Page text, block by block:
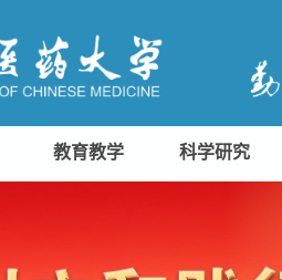
教育教学 科学研究